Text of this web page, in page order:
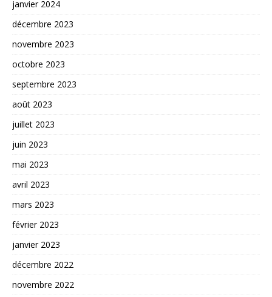
janvier 2024
décembre 2023
novembre 2023
octobre 2023
septembre 2023
août 2023
juillet 2023
juin 2023
mai 2023
avril 2023
mars 2023
février 2023
janvier 2023
décembre 2022
novembre 2022